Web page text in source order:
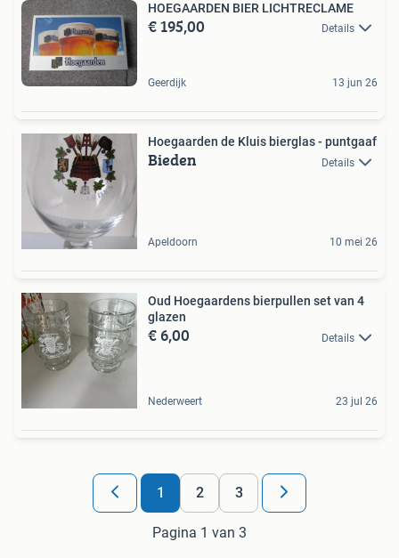
HOEGAARDEN BIER LICHTRECLAME
€ 195,00 Details
Geerdijk 13 jun 26
Hoegaarden de Kluis bierglas - puntgaaf
Bieden Details
Apeldoorn 10 mei 26
Oud Hoegaardens bierpullen set van 4
glazen
€ 6,00 Details
Nederweert 23 jul 26
1 2 3
Pagina 1 van 3